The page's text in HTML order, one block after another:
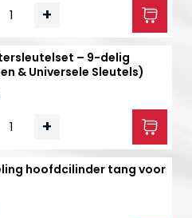
+
– 9-delig
& Universele Sleutels)
+
hoofdcilinder tang voor